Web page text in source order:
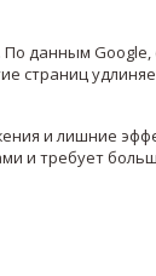
данным Google,
страниц
и лишние
и требует